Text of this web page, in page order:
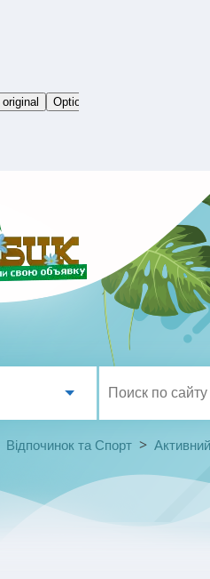
Відпочинок та Спорт >